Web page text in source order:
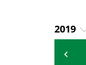
2019
2018